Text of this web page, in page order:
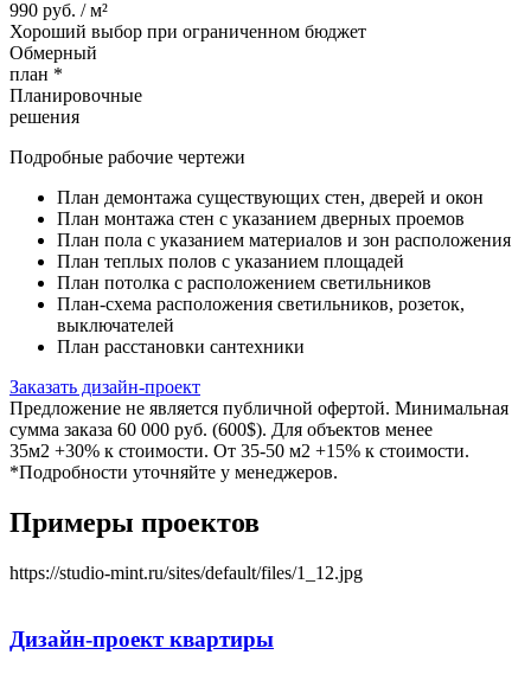
990 руб. /м²
Хороший выбор при ограниченном бюджет
Обмерный
план *
Планировочные
решения
Подробные рабочие чертежи
План демонтажа существующих стен, дверей и окон
План монтажа стен с указанием дверных проемов
План пола с указанием материалов и зон расположения
План теплых полов с указанием площадей
План потолка с расположением светильников
План-схема расположения светильников, розеток,
выключателей
План расстановки сантехники
Заказать дизайн-проект
Предложение не является публичной офертой. Минимальная
сумма заказа 60 000 руб. (600$). Для объектов менее
35м2 +30% к стоимости. От 35-50 м2 +15% к стоимости.
*Подробности уточняйте у менеджеров.
Примеры проектов
https://studio-mint.ru/sites/default/files/1_12.jpg
Дизайн-проектквартиры